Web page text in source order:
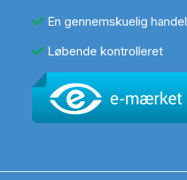
En gennemskuelig handel
Løbende kontrolleret